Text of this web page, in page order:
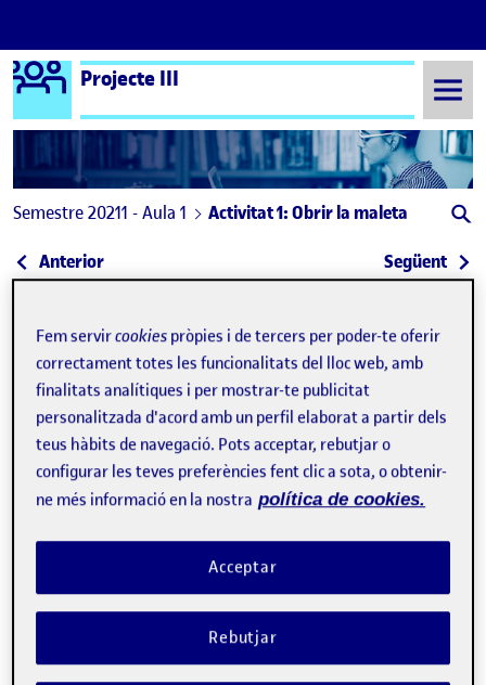
Saltar al contingut
Logo Ágora
Projecte III
Semestre 20211 - Aula 1 Activitat 1: Obrir la maleta
Navegació d'entrades
Anterior: Benvinguts i benvingudes! Següent:
Activitat 1: Obrir la maleta
Publicat per
Joan Codina Donaire
Visibilitat:Data de publicació24 setembre, 2021 7:02 am
el Activitat 1: Obrir la maleta
Reproductor
00:00 04:56
Fem servircookies pròpies i de tercers per poder-te oferir
correctament totes les funcionalitats del lloc web, amb
finalitats analítiques i per mostrar-te publicitat
personalitzada d'acord amb un perfil elaborat a partir dels
teus hàbits de navegació. Pots acceptar, rebutjar o
configurar les teves preferències fent clic a sota, o obtenir-
ne més informació en la nostra política de cookies.
Rebutjar
Acceptar